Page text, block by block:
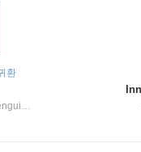
환
Group